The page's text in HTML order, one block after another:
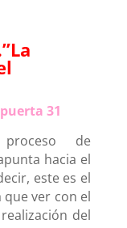
31
de
hacia el
este es el
ver con el
del